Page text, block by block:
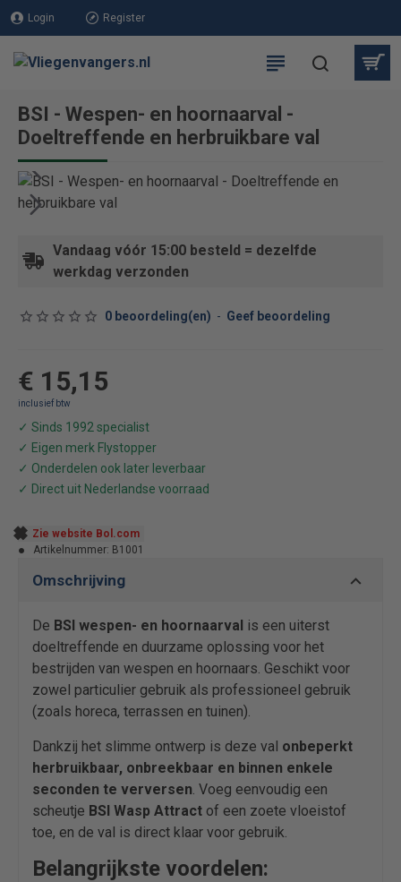
Login Register
BSI - Wespen- en hoornaarval -
Doeltreffende en herbruikbare val
Vandaag vóór 15:00 besteld = dezelfde
werkdag verzonden
0 beoordeling(en) - Geef beoordeling
€ 15,15
Zie website Bol.com
Artikelnummer: B1001
Omschrijving
De BSI wespen- en hoornaarval is een uiterst
doeltreffende en duurzame oplossing voor het
bestrijden van wespen en hoornaars. Geschikt voor
zowel particulier gebruik als professioneel gebruik
(zoals horeca, terrassen en tuinen).
Dankzij het slimme ontwerp is deze val onbeperkt
herbruikbaar, onbreekbaar en binnen enkele
seconden te verversen. Voeg eenvoudig een
scheutje BSI Wasp Attract of een zoete vloeistof
toe, en de val is direct klaar voor gebruik.
Belangrijkste voordelen: